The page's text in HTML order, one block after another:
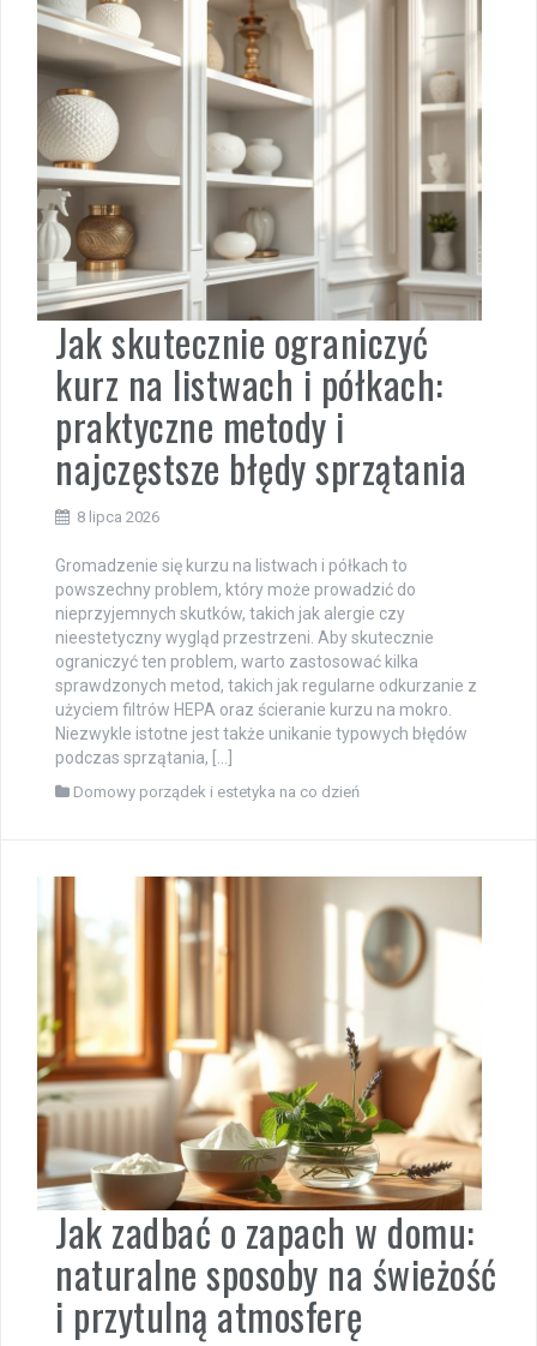
Jak skutecznie ograniczyć
kurz na listwach i półkach:
praktyczne metody i
najczęstsze błędy sprzątania
8 lipca 2026
Gromadzenie się kurzu na listwach i półkach to
powszechny problem, który może prowadzić do
nieprzyjemnych skutków, takich jak alergie czy
nieestetyczny wygląd przestrzeni. Aby skutecznie
ograniczyć ten problem, warto zastosować kilka
sprawdzonych metod, takich jak regularne odkurzanie z
użyciem filtrów HEPA oraz ścieranie kurzu na mokro.
Niezwykle istotne jest także unikanie typowych błędów
podczas sprzątania, […]
Domowy porządek i estetyka na co dzień
Jak zadbać o zapach w domu:
naturalne sposoby na świeżość
i przytulną atmosferę